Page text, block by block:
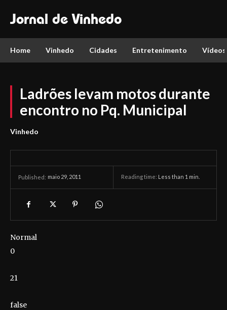
Jornal de Vinhedo
Home Vinhedo Cidades Entretenimento Vídeos
Ladrões levam motos durante
encontro no Pq. Municipal
Vinhedo
Published: maio 29, 2011 Reading time: Less than 1 min.
Normal
0
21
false